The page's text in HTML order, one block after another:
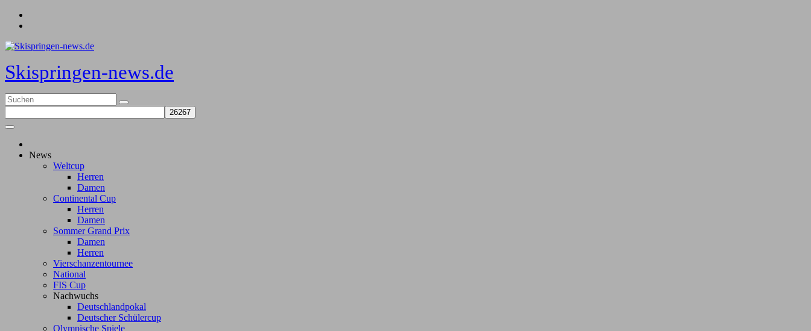
Zum
Inhalt
Skispringen-news.de
News
Weltcup
Herren
Damen
Continental Cup
Herren
Damen
Sommer Grand Prix
Damen
Herren
Vierschanzentournee
National
FIS Cup
Nachwuchs
Deutschlandpokal
Deutscher Schülercup
Olympische Spiele